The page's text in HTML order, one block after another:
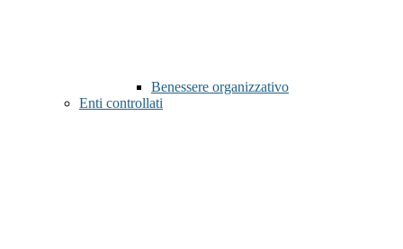
Benessere organizzativo
Enti controllati